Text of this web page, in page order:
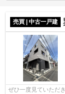
売買 | 中古一戸建
ぜひ一度見ていただ